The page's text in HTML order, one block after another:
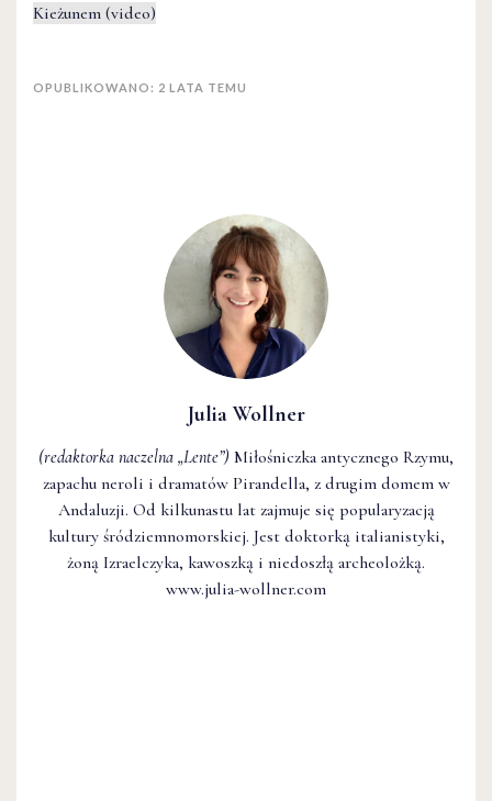
Julia Wollner
(redaktorka naczelna „Lente”) Miłośniczka antycznego Rzymu,
zapachu neroli i dramatów Pirandella, z drugim domem w
Andaluzji. Od kilkunastu lat zajmuje się popularyzacją
kultury śródziemnomorskiej. Jest doktorką italianistyki,
żoną Izraelczyka, kawoszką i niedoszłą archeolożką.
www.julia-wollner.com
Kieżunem (video)
OPUBLIKOWANO: 2 LATA TEMU